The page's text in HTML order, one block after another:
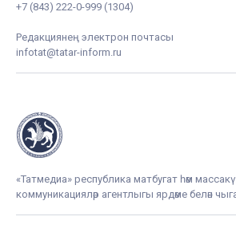
+7 (843) 222-0-999 (1304)
Редакциянең электрон почтасы
infotat@tatar-inform.ru
«Татмедиа» республика матбугат һәм
коммуникацияләр агентлыгы ярдәме белән